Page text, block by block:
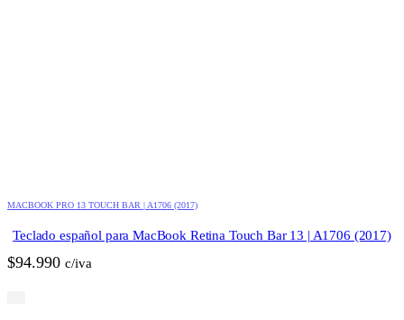
MACBOOK PRO 13 TOUCH BAR | A1706 (2017)
Teclado español para MacBook Retina Touch Bar 13 | A1706 (2017)
$94.990 c/iva